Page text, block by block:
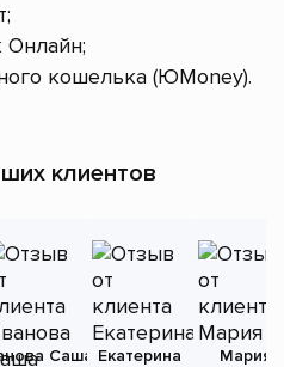
кошелька (ЮMoney).
клиентов
Саша Екатерина Мария